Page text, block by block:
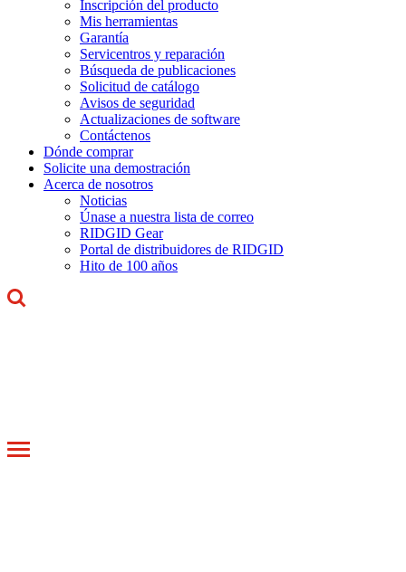
Inscripción del producto
Mis herramientas
Garantía
Servicentros y reparación
Búsqueda de publicaciones
Solicitud de catálogo
Avisos de seguridad
Actualizaciones de software
Contáctenos
Dónde comprar
Solicite una demostración
Acerca de nosotros
Noticias
Únase a nuestra lista de correo
RIDGID Gear
Portal de distribuidores de RIDGID
Hito de 100 años
Toggle